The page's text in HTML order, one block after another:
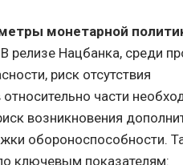
монетарной
релизе Нацбанка, среди
риск отсутствия
части
возникновения
обороноспособности.
ключевым показателям: